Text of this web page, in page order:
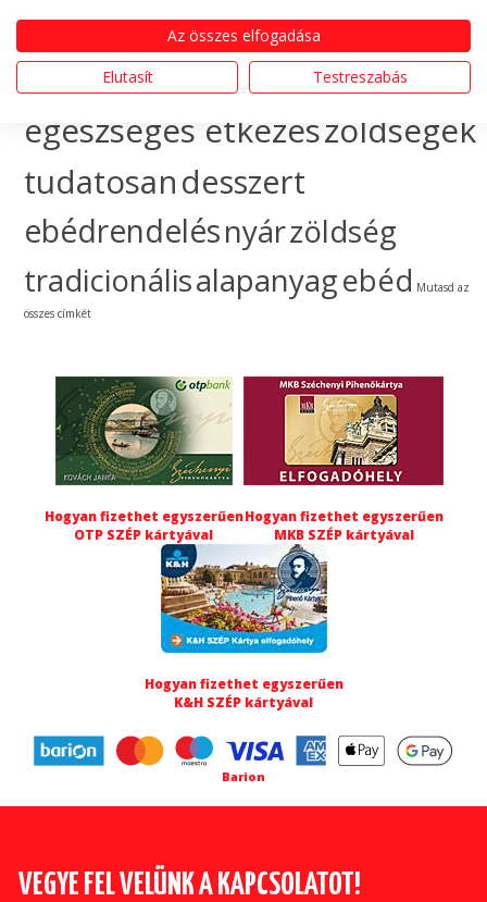
gyümölcsünnepebéd
házhozszállítás hogyan
egészséges étkezészöldségek
tudatosandesszert
ebédrendelésnyárzöldség
tradicionálisalapanyagebéd Mutasd az
összes címkét
Hogyan fizethet egyszerűen
OTP SZÉP kártyával
Hogyan fizethet egyszerűen
MKB SZÉP kártyával
Hogyan fizethet egyszerűen
K&H SZÉP kártyával
Barion
VEGYE FEL VELÜNK A KAPCSOLATOT!
Az összes elfogadása
Elutasít
Testreszabás